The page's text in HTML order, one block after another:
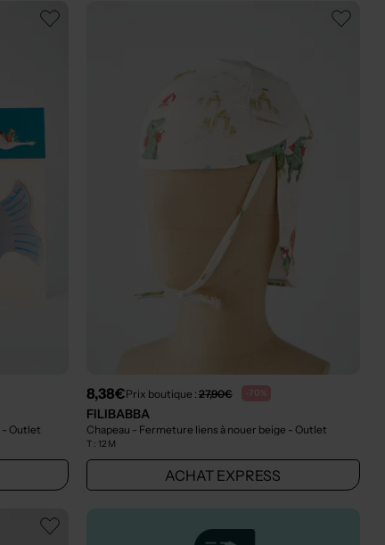
- Outlet
8,38€Prix boutique : 27,90€ -70%
FILIBABBA
Chapeau - Fermeture liens à nouer beige - Outlet
T : 12 M
ACHAT EXPRESS